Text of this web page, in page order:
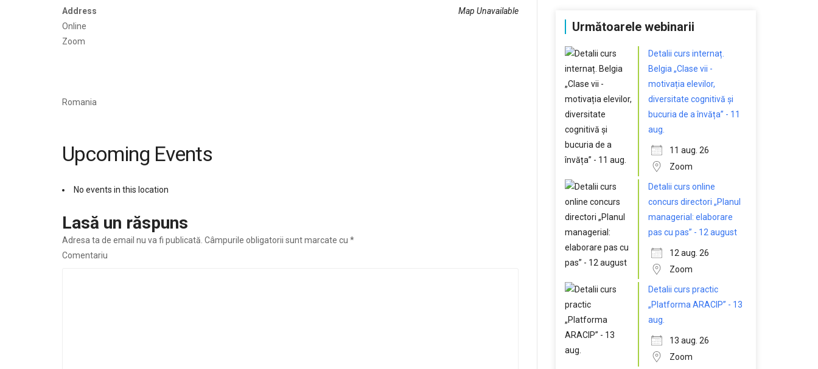
Map Unavailable
Address
Online
Zoom
Romania
Upcoming Events
No events in this location
Lasă un răspuns
Adresa ta de email nu va fi publicată. Câmpurile obligatorii sunt marcate cu *
Comentariu
Următoarele webinarii
Detalii curs internaț.
Belgia „Clase vii -
motivația elevilor,
diversitate cognitivă și
bucuria de a învăța” - 11
aug.
11 aug. 26
Zoom
Detalii curs online
concurs directori „Planul
managerial: elaborare
pas cu pas” - 12 august
12 aug. 26
Zoom
Detalii curs practic
„Platforma ARACIP” - 13
aug.
13 aug. 26
Zoom